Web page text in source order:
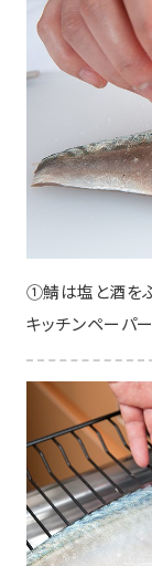
①鯖は塩と酒を
キッチンペーパ